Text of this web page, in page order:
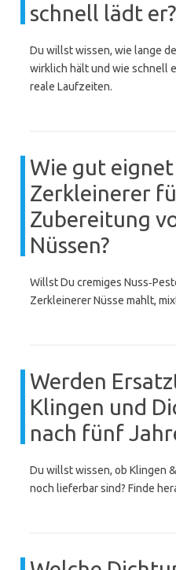
schnell lädt er?
Du willst wissen, wie lange
wirklich hält und wie schnell
reale Laufzeiten.
Wie gut eignet
Zerkleinerer
Zubereitung
Nüssen?
Willst Du cremiges
Zerkleinerer Nüsse mahlt,
Werden
Klingen und
nach fünf
Du willst wissen, ob Klingen
noch lieferbar sind? Finde